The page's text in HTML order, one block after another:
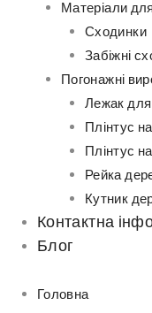
Матеріали
Сходинки
Забіжні
Погонажні
Лежак
Плінтус
Плінтус
Рейка
Кутник
Контактна
Блог
Головна